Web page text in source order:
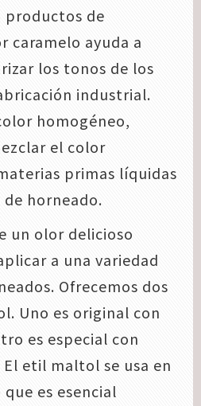
productos de
caramelo ayuda a
los tonos de los
industrial.
homogéneo,
el color
primas líquidas
horneado.
un olor delicioso
a una variedad
Ofrecemos dos
Uno es original con
es especial con
etil maltol se usa en
es esencial